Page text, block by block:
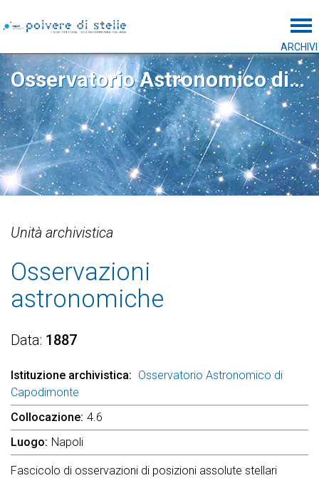
ARCHIVI
Osservatorio Astronomico di Capodimonte
Unità archivistica
Osservazioni
astronomiche
Data 1887
Istituzione archivistica
Osservatorio Astronomico di
Capodimonte
Collocazione 4.6
Luogo Napoli
Fascicolo di osservazioni di posizioni assolute stellari